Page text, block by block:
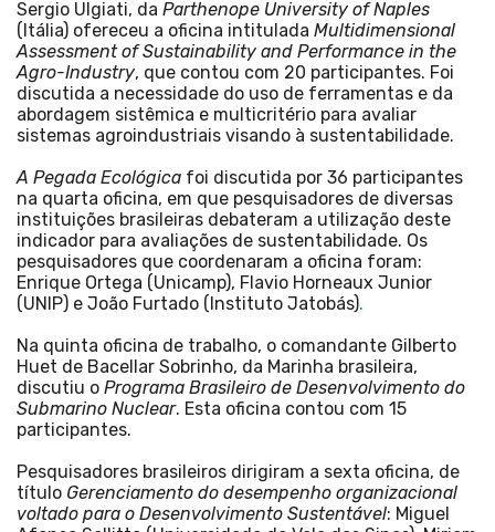
Sergio Ulgiati, da Parthenope University of Naples
(Itália) ofereceu a oficina intitulada Multidimensional
Assessment of Sustainability and Performance in the
Agro-Industry, que contou com 20 participantes. Foi
discutida a necessidade do uso de ferramentas e da
abordagem sistêmica e multicritério para avaliar
sistemas agroindustriais visando à sustentabilidade.
A Pegada Ecológica foi discutida por 36 participantes
na quarta oficina, em que pesquisadores de diversas
instituições brasileiras debateram a utilização deste
indicador para avaliações de sustentabilidade. Os
pesquisadores que coordenaram a oficina foram:
Enrique Ortega (Unicamp), Flavio Horneaux Junior
(UNIP) e João Furtado (Instituto Jatobás).
Na quinta oficina de trabalho, o comandante Gilberto
Huet de Bacellar Sobrinho, da Marinha brasileira,
discutiu o Programa Brasileiro de Desenvolvimento do
Submarino Nuclear. Esta oficina contou com 15
participantes.
Pesquisadores brasileiros dirigiram a sexta oficina, de
título Gerenciamento do desempenho organizacional
voltado para o Desenvolvimento Sustentável: Miguel